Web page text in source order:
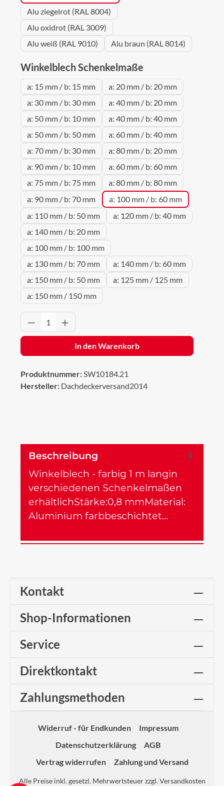
Alu ziegelrot (RAL 8004)
Alu oxidrot (RAL 3009)
Alu weiß (RAL 9010)
Alu braun (RAL 8014)
Winkelblech Schenkelmaße
a: 15 mm / b: 15 mm
a: 20 mm / b: 20 mm
a: 30 mm / b: 30 mm
a: 40 mm / b: 20 mm
a: 50 mm / b: 10 mm
a: 40 mm / b: 40 mm
a: 50 mm / b: 50 mm
a: 60 mm / b: 40 mm
a: 70 mm / b: 30 mm
a: 80 mm / b: 20 mm
a: 90 mm / b: 10 mm
a: 60 mm / b: 60 mm
a: 75 mm / b: 75 mm
a: 80 mm / b: 80 mm
a: 90 mm / b: 70 mm
a: 100 mm / b: 60 mm
a: 110 mm / b: 50 mm
a: 120 mm / b: 40 mm
a: 140 mm / b: 20 mm
a: 100 mm / b: 100 mm
a: 130 mm / b: 70 mm
a: 140 mm / b: 60 mm
a: 150 mm / b: 50 mm
a: 125 mm / 125 mm
a: 150 mm / 150 mm
Produkt Anzahl: Gib den gewünschten
In den Warenkorb
Produktnummer:SW10184.21
Hersteller: Dachdeckerversand2014
Beschreibung
Winkelblech - farbig 1 m langin
verschiedenen Schenkelmaßen
erhältlichStärke:0,8 mmMaterial:
Aluminium farbbeschichtet…
Kontakt
Shop-Informationen
Service
Direktkontakt
Zahlungsmethoden
Widerruf - für Endkunden
Impressum
Datenschutzerklärung
AGB
Vertrag widerrufen
Zahlung und Versand
Alle Preise inkl. gesetzl. Mehrwertsteuer zzgl.Versandkosten